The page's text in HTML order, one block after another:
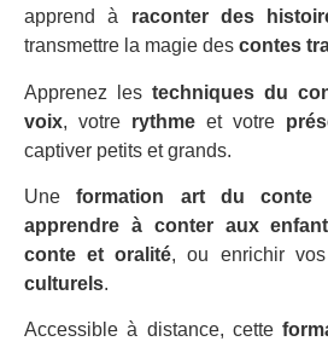
apprend à raconter des
transmettre la magie des contes
Apprenez les techniques du
voix, votre rythme et votre
captiver petits et grands.
Uneformation art du conte
apprendre à conter aux
conte et oralité, ou enrichir
culturels.
Accessible à distance, cette